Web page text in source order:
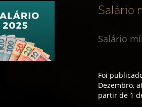
Salário
Salário
Foi
Dezembro,
partir de 1